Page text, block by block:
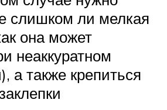
слишком ли мелкая
она может
неаккуратном
а также крепиться